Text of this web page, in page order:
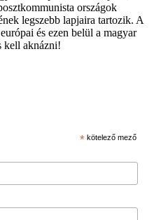
országok
legszebb lapjaira tartozik. A
és ezen belül a magyar
kell aknázni!
* kötelező mező